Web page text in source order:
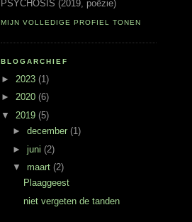
PSYCHOSIS (2019, poëzie)
MIJN VOLLEDIGE PROFIEL TONEN
BLOGARCHIEF
► 2023 (1)
► 2020 (6)
▼ 2019 (5)
► december (1)
► juni (2)
▼ maart (2)
Plaaggeest
niet vergeten de tanden